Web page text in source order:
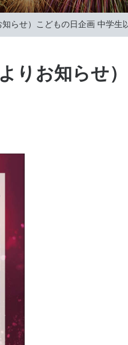
らせ）こどもの日企画 中学生
りお知らせ